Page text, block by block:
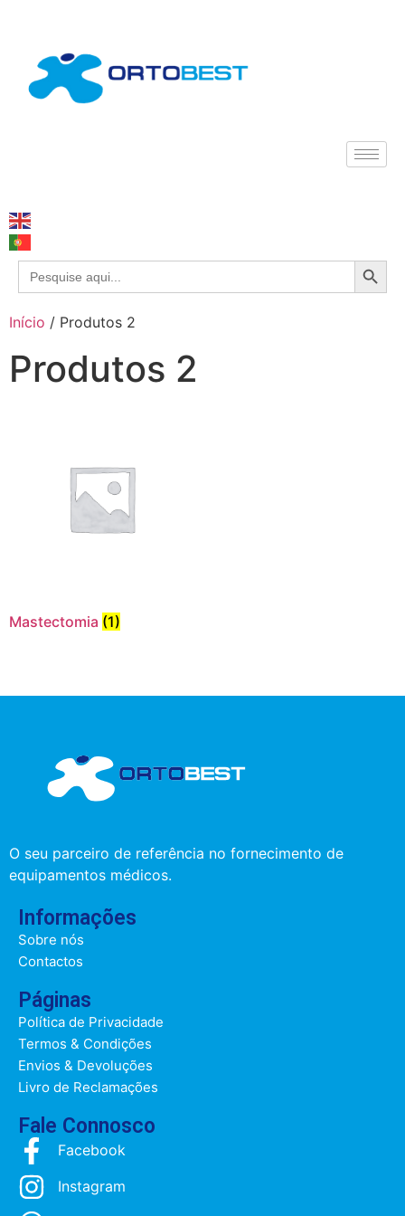
Search
for:
Início / Produtos 2
Produtos 2
Mastectomia (1)
O seu parceiro de referência no fornecimento de
equipamentos médicos.
Informações
Sobre nós
Contactos
Páginas
Política de Privacidade
Termos & Condições
Envios & Devoluções
Livro de Reclamações
Fale Connosco
Facebook
Instagram